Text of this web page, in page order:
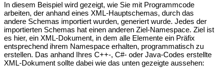
In diesem Beispiel wird gezeigt, wie Sie mit Programmcode
arbeiten, der anhand eines XML-Hauptschemas, durch das
andere Schemas importiert wurden, generiert wurde. Jedes der
importierten Schemas hat einen anderen Ziel-Namespace. Ziel ist
es hier, ein XML-Dokument, in dem alle Elemente ein Präfix
entsprechend ihrem Namespace erhalten, programmatisch zu
erstellen. Das anhand Ihres C++-, C#- oder Java-Codes erstellte
XML-Dokument sollte dabei wie das unten gezeigte aussehen: